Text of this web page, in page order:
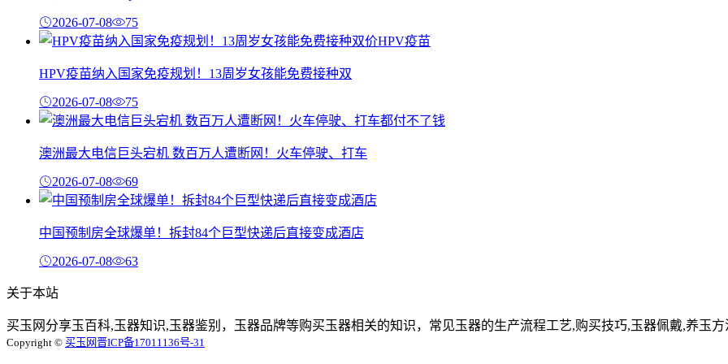
2026-07-08 75
HPV疫苗纳入国家免疫规划！13周岁女孩能免费接种双
2026-07-08 75
澳洲最大电信巨头宕机 数百万人遭断网！火车停驶、打车
2026-07-08 69
中国预制房全球爆单！拆封84个巨型快递后直接变成酒店
2026-07-08 63
关于本站
买玉网分享玉百科,玉器知识,玉器鉴别，玉器品牌等购买玉器相关的知识，常见玉器的生产流程工艺,购买技巧,玉器佩戴,养玉方
Copyright © 买玉网晋ICP备17011136号-31